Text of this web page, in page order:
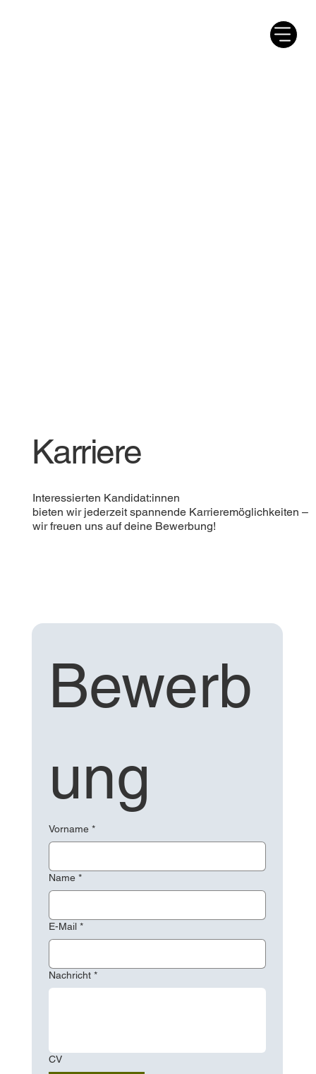
Karriere
Interessierten Kandidat:innen
bieten wir jederzeit spannende Karrieremöglichkeiten –
wir freuen uns auf deine Bewerbung!
Bewerb
ung
Vorname *
Name *
E-Mail *
Nachricht *
CV